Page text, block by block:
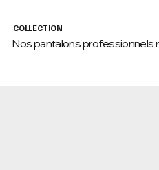
COLLECTION
Nos pantalons professionnels